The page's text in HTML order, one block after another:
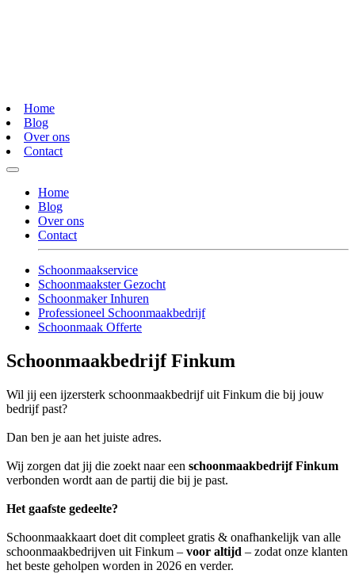
Home
Blog
Over ons
Contact
Home
Blog
Over ons
Contact
Schoonmaakservice
Schoonmaakster Gezocht
Schoonmaker Inhuren
Professioneel Schoonmaakbedrijf
Schoonmaak Offerte
Schoonmaakbedrijf Finkum
Wil jij een ijzersterk schoonmaakbedrijf uit Finkum die bij jouw
bedrijf past?
Dan ben je aan het juiste adres.
Wij zorgen dat jij die zoekt naar een schoonmaakbedrijf Finkum
verbonden wordt aan de partij die bij je past.
Het gaafste gedeelte?
Schoonmaakkaart doet dit compleet gratis & onafhankelijk van alle
schoonmaakbedrijven uit Finkum – voor altijd – zodat onze klanten
het beste geholpen worden in 2026 en verder.